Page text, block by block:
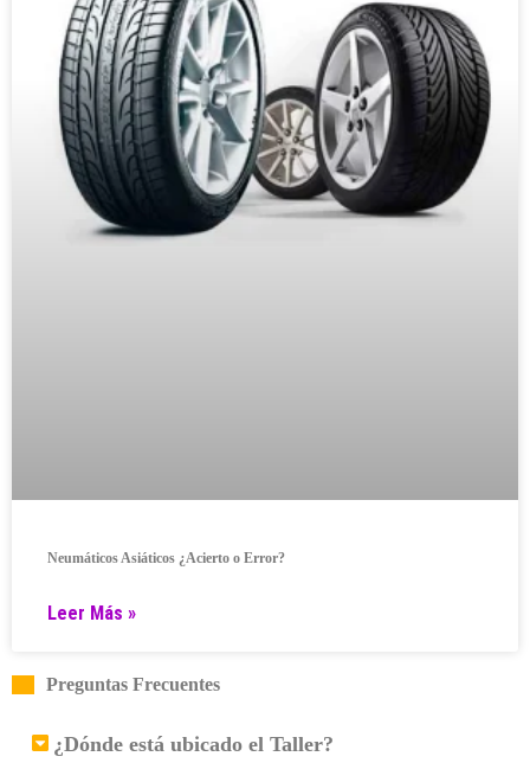
Neumáticos Asiáticos ¿Acierto o Error?
Leer Más »
Preguntas Frecuentes
¿Dónde está ubicado el Taller?